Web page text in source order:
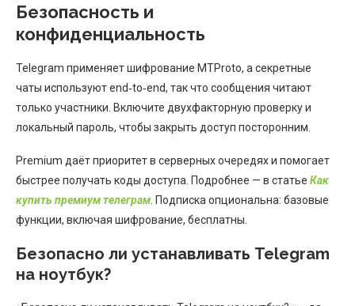
Безопасность и
конфиденциальность
Telegram применяет шифрование MTProto, а секретные
чаты используют end‑to‑end, так что сообщения читают
только участники. Включите двухфакторную проверку и
локальный пароль, чтобы закрыть доступ посторонним.
Premium даёт приоритет в серверных очередях и помогает
быстрее получать коды доступа. Подробнее — в статье Как
купить премиум телеграм . Подписка опциональна: базовые
функции, включая шифрование, бесплатны.
Безопасно ли устанавливать Telegram
на ноутбук?